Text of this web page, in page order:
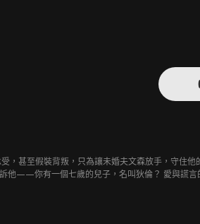
假裝背叛，只為讓未婚夫文森放手，守住他的未來。
的兒子，名叫狄倫？ 愛與謊言的代價，是否還能